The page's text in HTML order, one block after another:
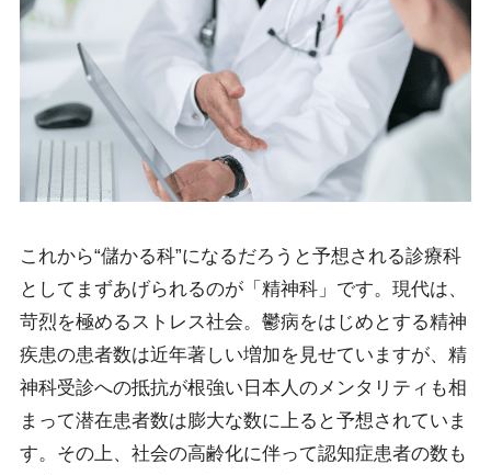
これから“儲かる科”になるだろうと予想される診療科
としてまずあげられるのが「精神科」です。現代は、
苛烈を極めるストレス社会。鬱病をはじめとする精神
疾患の患者数は近年著しい増加を見せていますが、精
神科受診への抵抗が根強い日本人のメンタリティも相
まって潜在患者数は膨大な数に上ると予想されていま
す。その上、社会の高齢化に伴って認知症患者の数も